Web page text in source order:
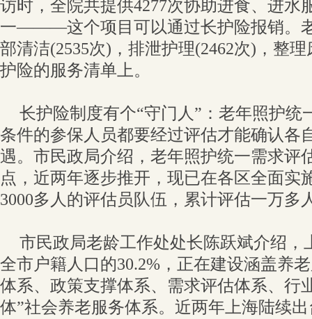
访时，全院共提供4277次协助进食、进水
一———这个项目可以通过长护险报销。
部清洁(2535次)，排泄护理(2462次)，整
护险的服务清单上。
长护险制度有个“守门人”：老年照护统
条件的参保人员都要经过评估才能确认各
遇。市民政局介绍，老年照护统一需求评
点，近两年逐步推开，现已在各区全面实
3000多人的评估员队伍，累计评估一万多
市民政局老龄工作处处长陈跃斌介绍，
全市户籍人口的30.2%，正在建设涵盖养
体系、政策支撑体系、需求评估体系、行
体”社会养老服务体系。近两年上海陆续